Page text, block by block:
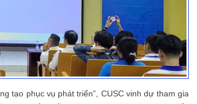
tạo phục vụ phát triển”, CUSC vinh dự tham gia